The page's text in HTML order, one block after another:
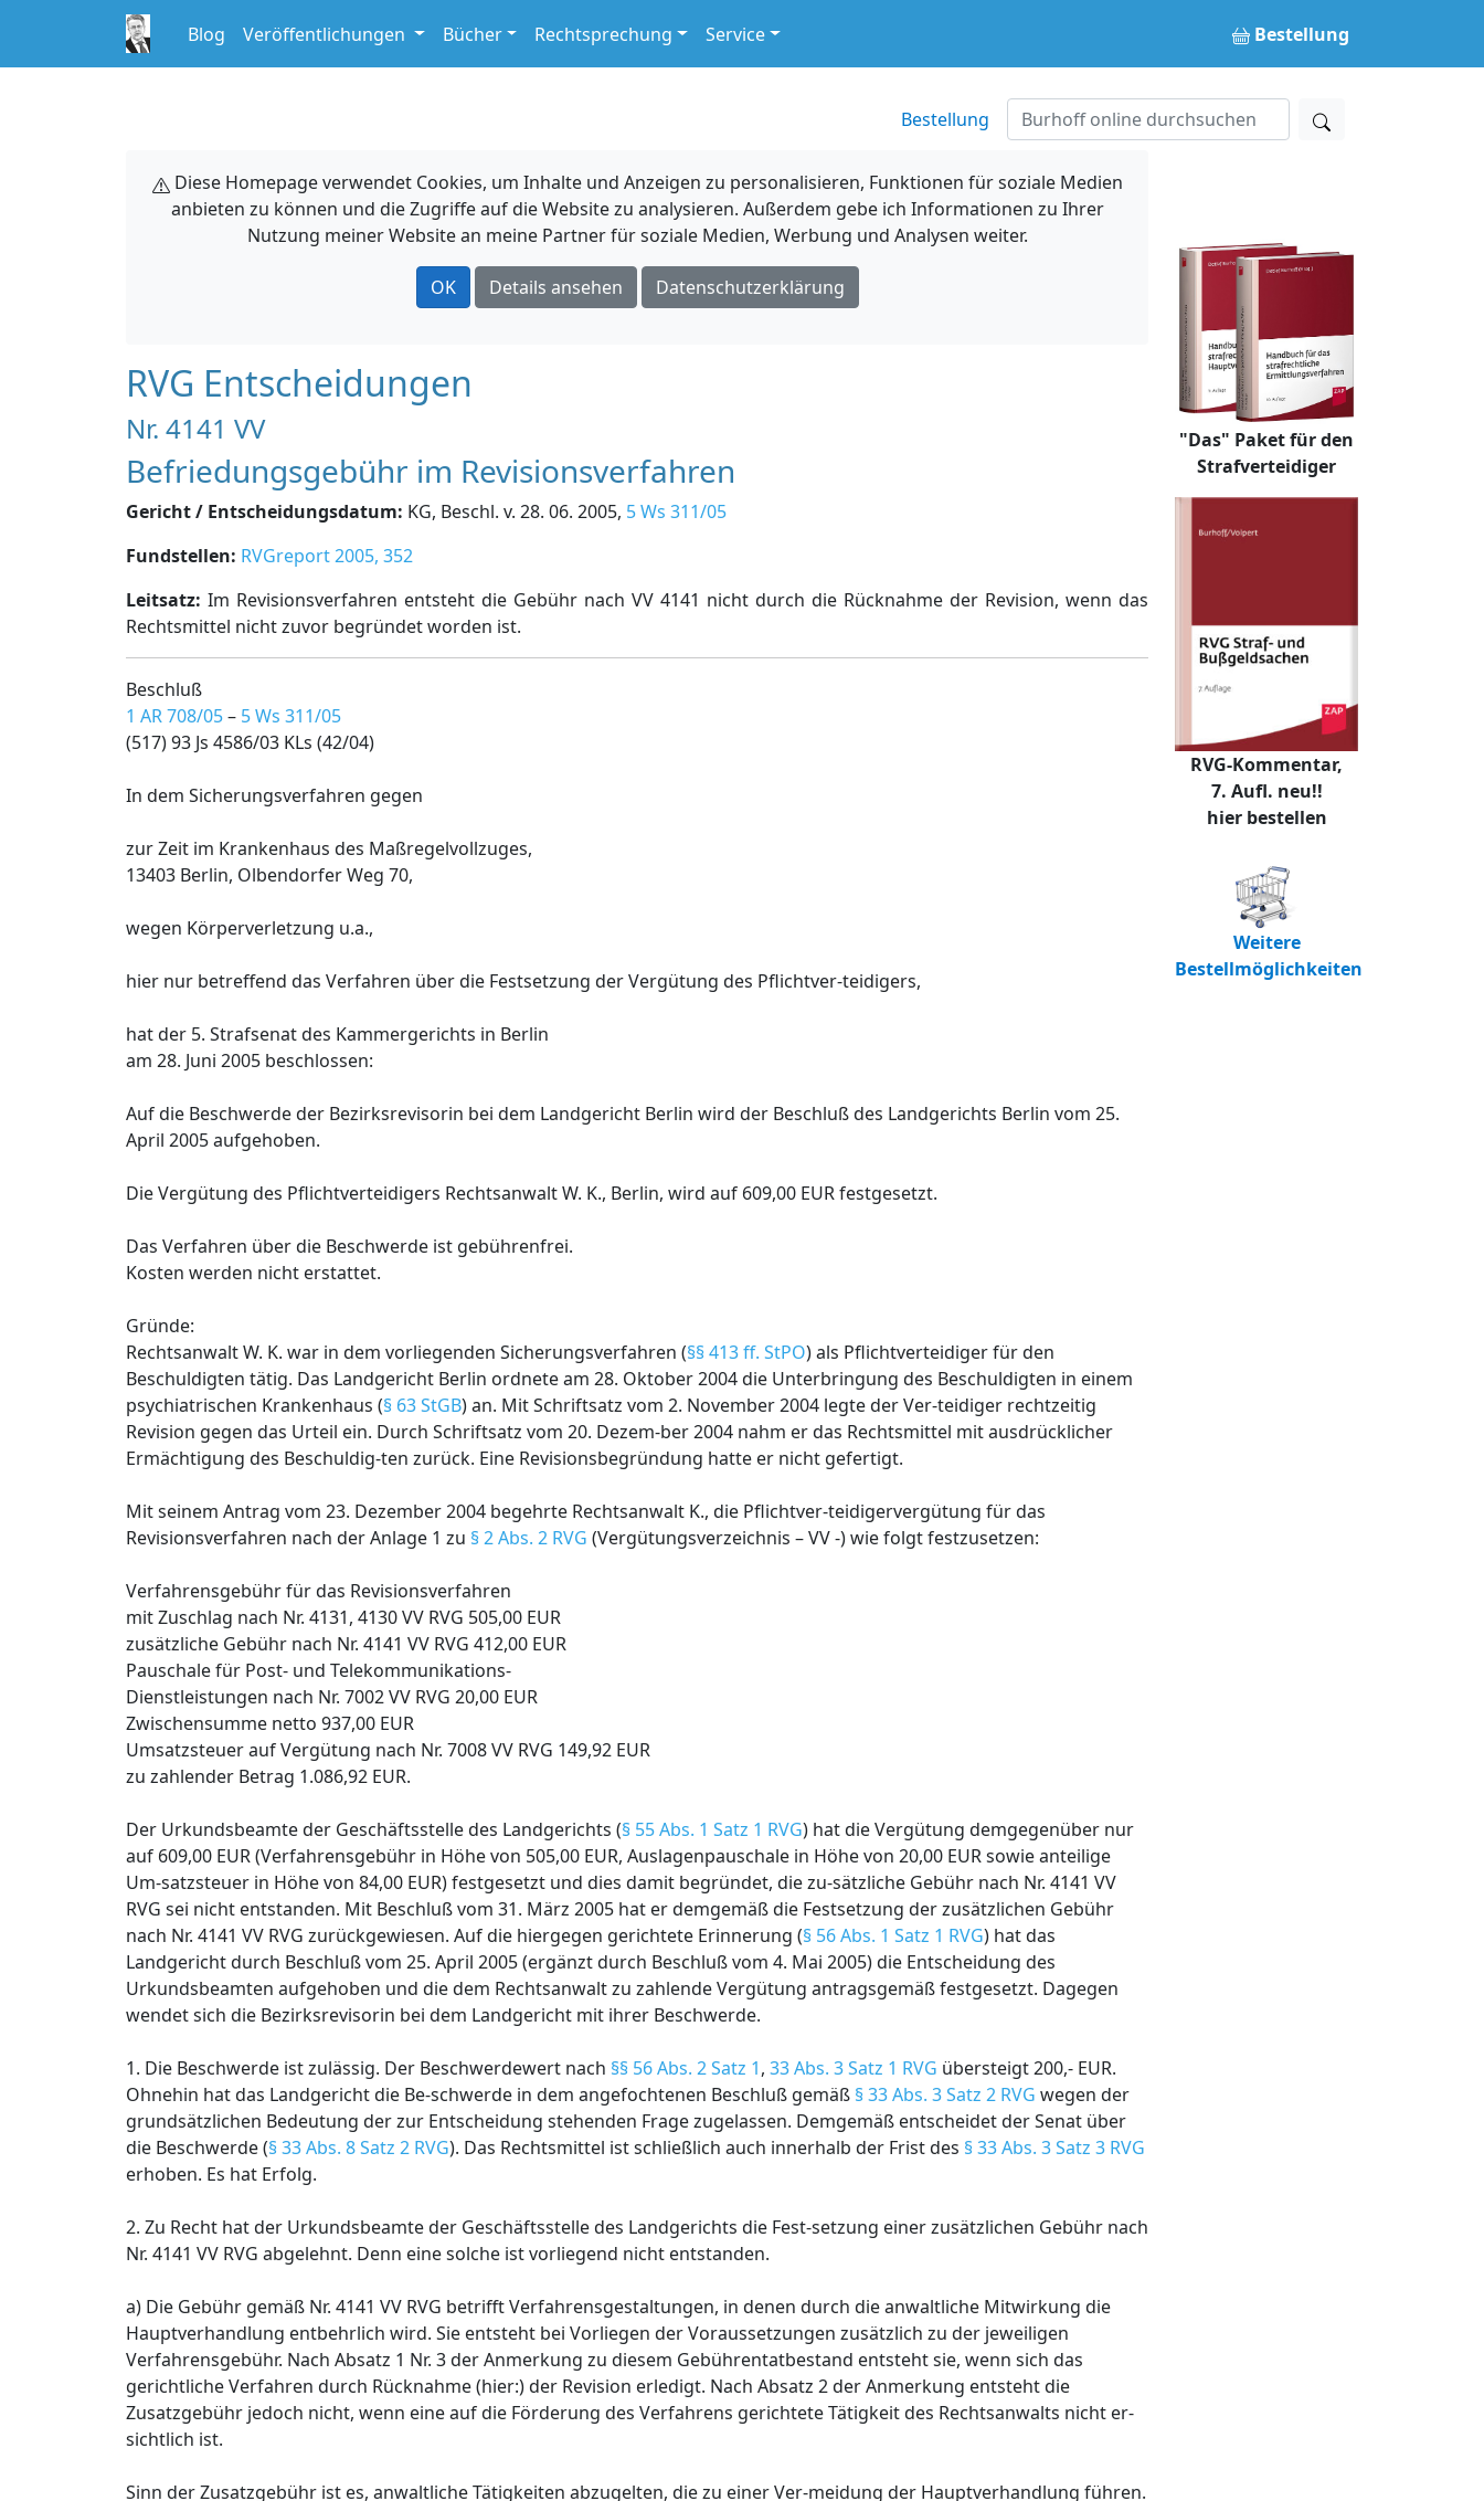
Blog Veröffentlichungen Bücher Rechtsprechung Service Bestellung
Bestellung
Diese Homepage verwendet Cookies, um Inhalte und Anzeigen zu personalisieren, Funktionen für soziale Medien
anbieten zu können und die Zugriffe auf die Website zu analysieren. Außerdem gebe ich Informationen zu Ihrer
Nutzung meiner Website an meine Partner für soziale Medien, Werbung und Analysen weiter.
OK Details ansehen Datenschutzerklärung
RVG Entscheidungen
Nr. 4141 VV
Befriedungsgebühr im Revisionsverfahren
Gericht / Entscheidungsdatum: KG, Beschl. v. 28. 06. 2005, 5 Ws 311/05
Fundstellen: RVGreport 2005, 352
Leitsatz: Im Revisionsverfahren entsteht die Gebühr nach VV 4141 nicht durch die Rücknahme der Revision, wenn das
Rechtsmittel nicht zuvor begründet worden ist.
Beschluß
1 AR 708/05– 5 Ws 311/05
(517) 93 Js 4586/03 KLs (42/04)
In dem Sicherungsverfahren gegen
zur Zeit im Krankenhaus des Maßregelvollzuges,
13403 Berlin, Olbendorfer Weg 70,
wegen Körperverletzung u.a.,
hier nur betreffend das Verfahren über die Festsetzung der Vergütung des Pflichtver-teidigers,
hat der 5. Strafsenat des Kammergerichts in Berlin
am 28. Juni 2005 beschlossen:
Auf die Beschwerde der Bezirksrevisorin bei dem Landgericht Berlin wird der Beschluß des Landgerichts Berlin vom 25.
April 2005 aufgehoben.
Die Vergütung des Pflichtverteidigers Rechtsanwalt W. K., Berlin, wird auf 609,00 EUR festgesetzt.
Das Verfahren über die Beschwerde ist gebührenfrei.
Kosten werden nicht erstattet.
Gründe:
Rechtsanwalt W. K. war in dem vorliegenden Sicherungsverfahren (§§ 413 ff. StPO) als Pflichtverteidiger für den
Beschuldigten tätig. Das Landgericht Berlin ordnete am 28. Oktober 2004 die Unterbringung des Beschuldigten in einem
psychiatrischen Krankenhaus (§ 63 StGB) an. Mit Schriftsatz vom 2. November 2004 legte der Ver-teidiger rechtzeitig
Revision gegen das Urteil ein. Durch Schriftsatz vom 20. Dezem-ber 2004 nahm er das Rechtsmittel mit ausdrücklicher
Ermächtigung des Beschuldig-ten zurück. Eine Revisionsbegründung hatte er nicht gefertigt.
Mit seinem Antrag vom 23. Dezember 2004 begehrte Rechtsanwalt K., die Pflichtver-teidigervergütung für das
Revisionsverfahren nach der Anlage 1 zu § 2 Abs. 2 RVG (Vergütungsverzeichnis – VV -) wie folgt festzusetzen:
Verfahrensgebühr für das Revisionsverfahren
mit Zuschlag nach Nr. 4131, 4130 VV RVG 505,00 EUR
zusätzliche Gebühr nach Nr. 4141 VV RVG 412,00 EUR
Pauschale für Post- und Telekommunikations-
Dienstleistungen nach Nr. 7002 VV RVG 20,00 EUR
Zwischensumme netto 937,00 EUR
Umsatzsteuer auf Vergütung nach Nr. 7008 VV RVG 149,92 EUR
zu zahlender Betrag 1.086,92 EUR.
Der Urkundsbeamte der Geschäftsstelle des Landgerichts (§ 55 Abs. 1 Satz 1 RVG) hat die Vergütung demgegenüber nur
auf 609,00 EUR (Verfahrensgebühr in Höhe von 505,00 EUR, Auslagenpauschale in Höhe von 20,00 EUR sowie anteilige
Um-satzsteuer in Höhe von 84,00 EUR) festgesetzt und dies damit begründet, die zu-sätzliche Gebühr nach Nr. 4141 VV
RVG sei nicht entstanden. Mit Beschluß vom 31. März 2005 hat er demgemäß die Festsetzung der zusätzlichen Gebühr
nach Nr. 4141 VV RVG zurückgewiesen. Auf die hiergegen gerichtete Erinnerung (§ 56 Abs. 1 Satz 1 RVG) hat das
Landgericht durch Beschluß vom 25. April 2005 (ergänzt durch Beschluß vom 4. Mai 2005) die Entscheidung des
Urkundsbeamten aufgehoben und die dem Rechtsanwalt zu zahlende Vergütung antragsgemäß festgesetzt. Dagegen
wendet sich die Bezirksrevisorin bei dem Landgericht mit ihrer Beschwerde.
1. Die Beschwerde ist zulässig. Der Beschwerdewert nach §§ 56 Abs. 2 Satz 1, 33 Abs. 3 Satz 1 RVG übersteigt 200,- EUR.
Ohnehin hat das Landgericht die Be-schwerde in dem angefochtenen Beschluß gemäß § 33 Abs. 3 Satz 2 RVG wegen der
grundsätzlichen Bedeutung der zur Entscheidung stehenden Frage zugelassen. Demgemäß entscheidet der Senat über
die Beschwerde (§ 33 Abs. 8 Satz 2 RVG). Das Rechtsmittel ist schließlich auch innerhalb der Frist des § 33 Abs. 3 Satz 3 RVG
erhoben. Es hat Erfolg.
2. Zu Recht hat der Urkundsbeamte der Geschäftsstelle des Landgerichts die Fest-setzung einer zusätzlichen Gebühr nach
Nr. 4141 VV RVG abgelehnt. Denn eine solche ist vorliegend nicht entstanden.
a) Die Gebühr gemäß Nr. 4141 VV RVG betrifft Verfahrensgestaltungen, in denen durch die anwaltliche Mitwirkung die
Hauptverhandlung entbehrlich wird. Sie entsteht bei Vorliegen der Voraussetzungen zusätzlich zu der jeweiligen
Verfahrensgebühr. Nach Absatz 1 Nr. 3 der Anmerkung zu diesem Gebührentatbestand entsteht sie, wenn sich das
gerichtliche Verfahren durch Rücknahme (hier:) der Revision erledigt. Nach Absatz 2 der Anmerkung entsteht die
Zusatzgebühr jedoch nicht, wenn eine auf die Förderung des Verfahrens gerichtete Tätigkeit des Rechtsanwalts nicht er-
sichtlich ist.
Sinn der Zusatzgebühr ist es, anwaltliche Tätigkeiten abzugelten, die zu einer Ver-meidung der Hauptverhandlung führen.
"Das" Paket für den
Strafverteidiger
RVG-Kommentar,
7. Aufl. neu!!
hier bestellen
Weitere
Bestellmöglichkeiten